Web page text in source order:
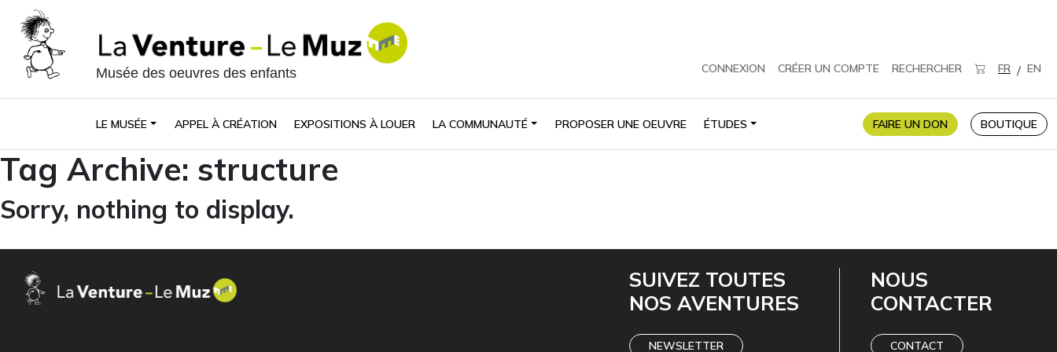
Musée des oeuvres des enfants CONNEXION CRÉER UN COMPTE RECHERCHER FR / EN
LE MUSÉE APPEL À CRÉATION EXPOSITIONS À LOUER LA COMMUNAUTÉ PROPOSER UNE OEUVRE ÉTUDES FAIRE UN DON BOUTIQUE
Tag Archive: structure
Sorry, nothing to display.
SUIVEZ TOUTES
NOS AVENTURES
NEWSLETTER
NOUS
CONTACTER
CONTACT